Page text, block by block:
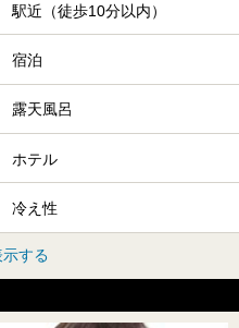
駅近（徒歩10分以内）
宿泊
露天風呂
ホテル
冷え性
する